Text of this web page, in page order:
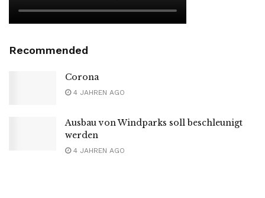
Recommended
Corona
4 JAHREN AGO
Ausbau von Windparks soll beschleunigt
werden
4 JAHREN AGO